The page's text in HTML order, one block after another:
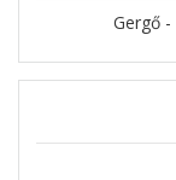
Gergő-